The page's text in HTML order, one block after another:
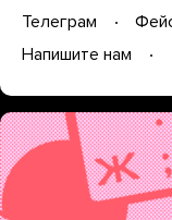
Телеграм
Напишите нам